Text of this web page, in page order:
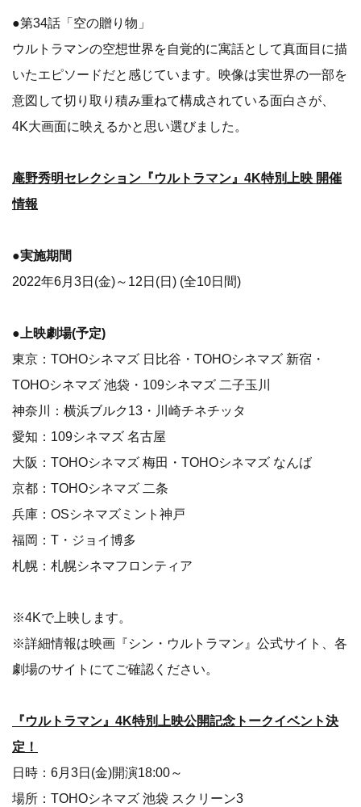
●第34話「空の贈り物」
ウルトラマンの空想世界を自覚的に寓話として真面目に描
いたエピソードだと感じています。映像は実世界の一部を
意図して切り取り積み重ねて構成されている面白さが、
4K大画面に映えるかと思い選びました。
庵野秀明セレクション『ウルトラマン』4K特別上映 開催
情報
●実施期間
2022年6月3日(金)～12日(日) (全10日間)
●上映劇場(予定)
東京：TOHOシネマズ 日比谷・TOHOシネマズ 新宿・
TOHOシネマズ 池袋・109シネマズ 二子玉川
神奈川：横浜ブルク13・川崎チネチッタ
愛知：109シネマズ 名古屋
大阪：TOHOシネマズ 梅田・TOHOシネマズ なんば
京都：TOHOシネマズ 二条
兵庫：OSシネマズミント神戸
福岡：T・ジョイ博多
札幌：札幌シネマフロンティア
※4Kで上映します。
※詳細情報は映画『シン・ウルトラマン』公式サイト、各
劇場のサイトにてご確認ください。
『ウルトラマン』4K特別上映公開記念トークイベント決
定！
日時：6月3日(金)開演18:00～
場所：TOHOシネマズ 池袋 スクリーン3